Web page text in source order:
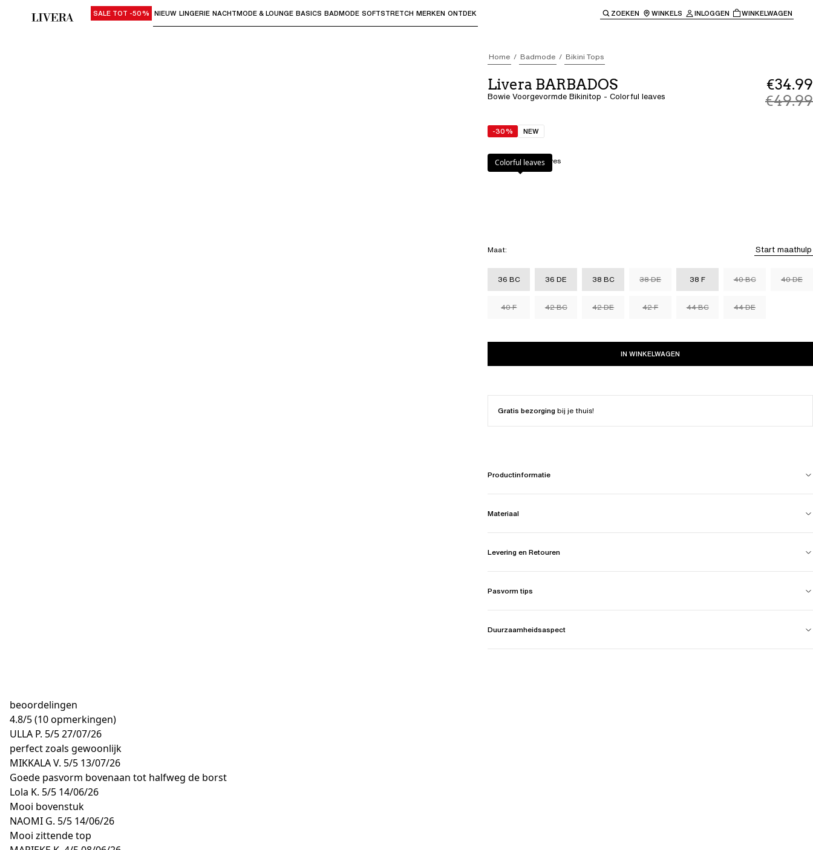
Gebruik "Pijl omlaag" of "Enter" om submenu's te openen en "Pijl omhoog" of "Escape" om terug te keren naar de hoofdnavigatie.
SALE TOT -50% NIEUW LINGERIE NACHTMODE & LOUNGE BASICS BADMODE SOFTSTRETCH MERKEN ONTDEK ZOEKEN WINKELS INLOGGEN WINKELWAGEN
Home Badmode Bikini Tops
Livera BARBADOS
Bowie Voorgevormde Bikinitop - Colorful leaves
€34.99
€49.99
-30% NEW
Kleur:Colorful leaves
Colorful leaves
Maat: Start maathulp
36 BC 36 DE 38 BC 38 DE 38 F 40 BC 40 DE
40 F 42 BC 42 DE 42 F 44 BC 44 DE
IN WINKELWAGEN
Gratis bezorgingbij je thuis!
Productinformatie
Materiaal
Levering en Retouren
Pasvorm tips
Duurzaamheidsaspect
beoordelingen
4.8/5(10 opmerkingen)
ULLA P. 5/527/07/26
perfect zoals gewoonlijk
MIKKALA V. 5/5 13/07/26
Goede pasvorm bovenaan tot halfweg de borst
Lola K. 5/5 14/06/26
Mooi bovenstuk
NAOMI G. 5/5 14/06/26
Mooi zittende top